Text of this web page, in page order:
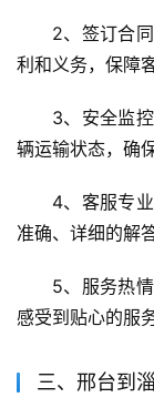
2、签订合
利和义务，保障
3、安全监
辆运输状态，确
4、客服专
准确、详细的解答
5、服务热
感受到贴心的服务
三、邢台到